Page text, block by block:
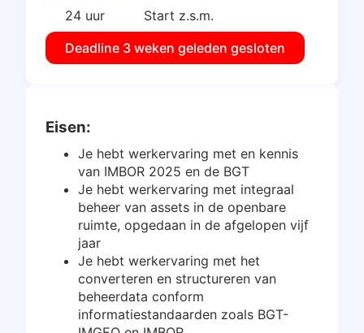
Gratis starten
24 uur
Start z.s.m.
Deadline 3 weken geleden gesloten
Eisen:
Je hebt werkervaring met en kennis
van IMBOR 2025 en de BGT
Je hebt werkervaring met integraal
beheer van assets in de openbare
ruimte, opgedaan in de afgelopen vijf
jaar
Je hebt werkervaring met het
converteren en structureren van
beheerdata conform
informatiestandaarden zoals BGT-